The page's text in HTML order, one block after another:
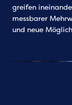
greifen
messbarer
und neue
Damit Ihre